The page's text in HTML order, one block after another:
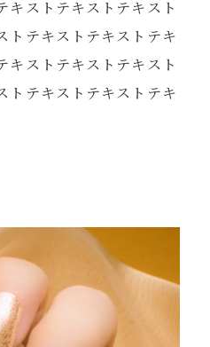
キストテキストテキスト
トテキストテキストテキ
キストテキストテキスト
トテキストテキストテキ